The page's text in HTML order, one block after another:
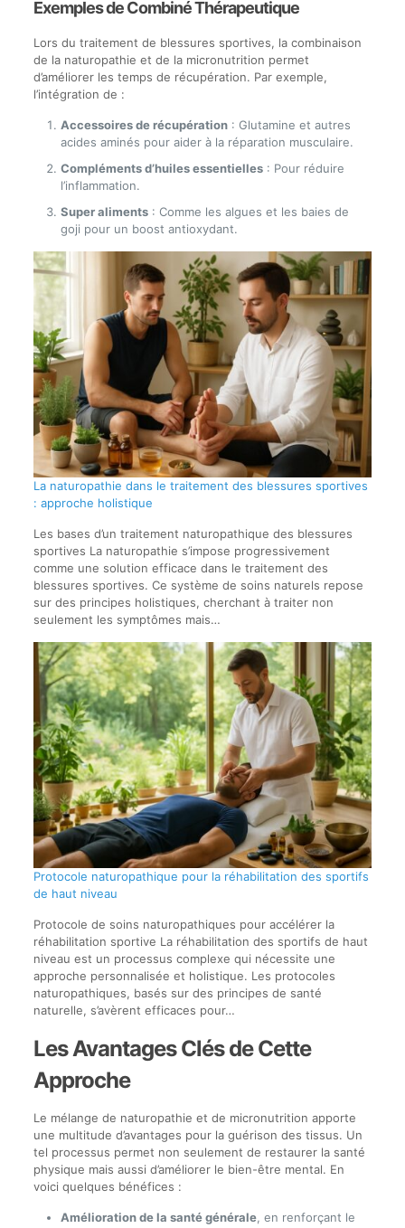
Exemples de Combiné Thérapeutique
Lors du traitement de blessures sportives, la combinaison
de la naturopathie et de la micronutrition permet
d’améliorer les temps de récupération. Par exemple,
l’intégration de :
Accessoires de récupération: Glutamine et autres
acides aminés pour aider à la réparation musculaire.
Compléments d’huiles essentielles: Pour réduire
l’inflammation.
Super aliments: Comme les algues et les baies de
goji pour un boost antioxydant.
La naturopathie dans le traitement des blessures sportives
: approche holistique
Les bases d’un traitement naturopathique des blessures
sportives La naturopathie s’impose progressivement
comme une solution efficace dans le traitement des
blessures sportives. Ce système de soins naturels repose
sur des principes holistiques, cherchant à traiter non
seulement les symptômes mais…
Protocole naturopathique pour la réhabilitation des sportifs
de haut niveau
Protocole de soins naturopathiques pour accélérer la
réhabilitation sportive La réhabilitation des sportifs de haut
niveau est un processus complexe qui nécessite une
approche personnalisée et holistique. Les protocoles
naturopathiques, basés sur des principes de santé
naturelle, s’avèrent efficaces pour…
Les Avantages Clés de Cette
Approche
Le mélange de naturopathie et de micronutrition apporte
une multitude d’avantages pour la guérison des tissus. Un
tel processus permet non seulement de restaurer la santé
physique mais aussi d’améliorer le bien-être mental. En
voici quelques bénéfices :
Amélioration de la santé générale, en renforçant le